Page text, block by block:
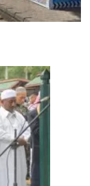
pos Operasi